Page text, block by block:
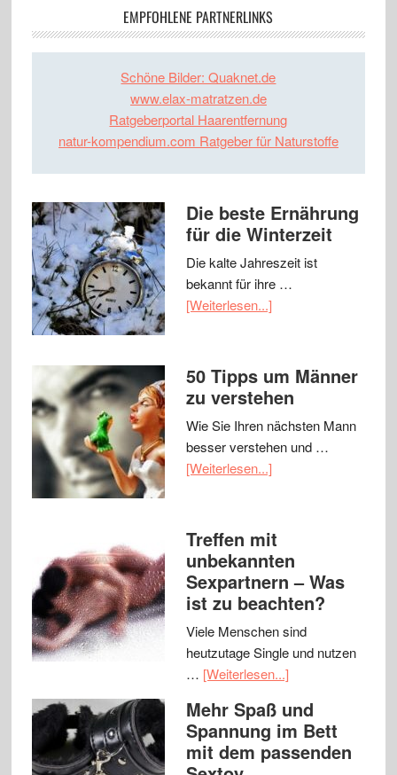
EMPFOHLENE PARTNERLINKS
Schöne Bilder: Quaknet.de
www.elax-matratzen.de
Ratgeberportal Haarentfernung
natur-kompendium.com Ratgeber für Naturstoffe
Die beste Ernährung
für die Winterzeit
Die kalte Jahreszeit ist
bekannt für ihre …
[Weiterlesen...]
50 Tipps um Männer
zu verstehen
Wie Sie Ihren nächsten Mann
besser verstehen und …
[Weiterlesen...]
Treffen mit
unbekannten
Sexpartnern – Was
ist zu beachten?
Viele Menschen sind
heutzutage Single und nutzen
… [Weiterlesen...]
Mehr Spaß und
Spannung im Bett
mit dem passenden